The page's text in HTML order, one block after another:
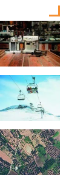
– بُوَيمة
الاسم العلمي:
(
Strigidae)،